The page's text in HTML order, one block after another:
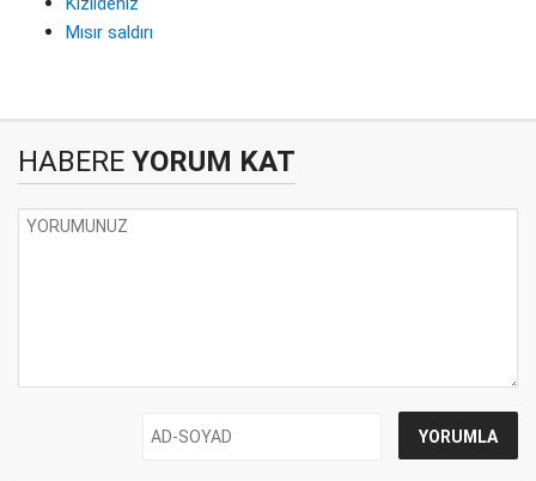
Mısır saldırı
HABERE YORUM KAT